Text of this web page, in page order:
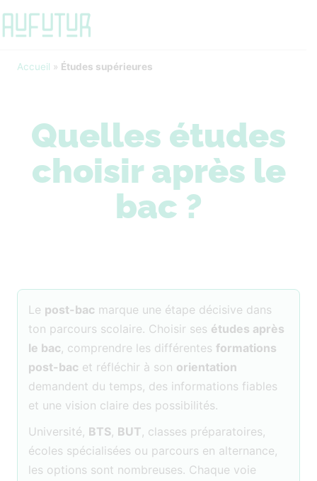
Accueil » Études supérieures
Quelles études
choisir après le
bac ?
Le post-bac marque une étape décisive dans
ton parcours scolaire. Choisir ses études après
le bac, comprendre les différentes formations
post-bac et réfléchir à son orientation
demandent du temps, des informations fiables
et une vision claire des possibilités.
Université, BTS, BUT, classes préparatoires,
écoles spécialisées ou parcours en alternance,
les options sont nombreuses. Chaque voie